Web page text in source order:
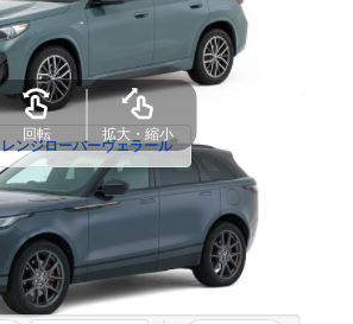
レンジローバーヴェラール
回転 拡大・縮小